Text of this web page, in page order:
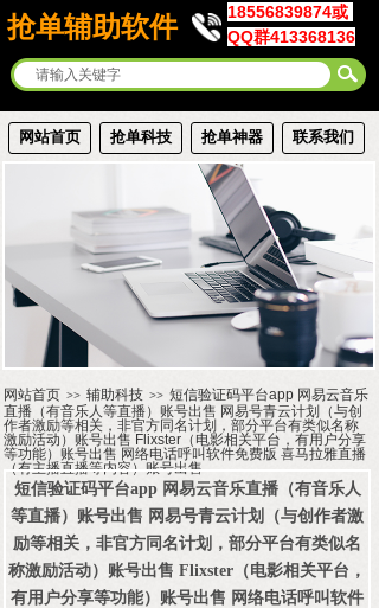
抢单辅助软件
18556839874或
QQ群413368136
网站首页 抢单科技 抢单神器 联系我们
网站首页 >> 辅助科技 >> 短信验证码平台app 网易云音乐
直播（有音乐人等直播）账号出售 网易号青云计划（与创
作者激励等相关，非官方同名计划，部分平台有类似名称
激励活动）账号出售 Flixster（电影相关平台，有用户分享
等功能）账号出售 网络电话呼叫软件免费版 喜马拉雅直播
（有主播直播等内容）账号出售
短信验证码平台app 网易云音乐直播（有音乐人
等直播）账号出售 网易号青云计划（与创作者激
励等相关，非官方同名计划，部分平台有类似名
称激励活动）账号出售 Flixster（电影相关平台，
有用户分享等功能）账号出售 网络电话呼叫软件